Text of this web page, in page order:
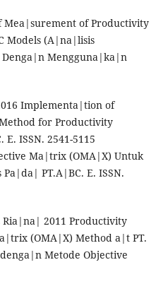
of Productivity
Models (A|na|lisis
Mengguna|ka|n
Implementa|tion of
for Productivity
ISSN. 2541-5115
Ma|trix (OMA|X) Untuk
PT.A|BC. E. ISSN.
2011 Productivity
(OMA|X) Method a|t PT.
Metode Objective